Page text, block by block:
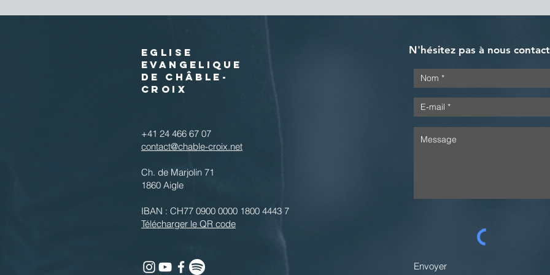
EGLISE
EVANGELIQUE
DE CHÂBLE-
CROIX
+41 24 466 67 07
contact@chable-croix.net
Ch. de Marjolin 71
1860 Aigle
IBAN : CH77 0900 0000 1800 4443 7
Télécharger le QR code
N'hésitez pas à nous
Envoyer